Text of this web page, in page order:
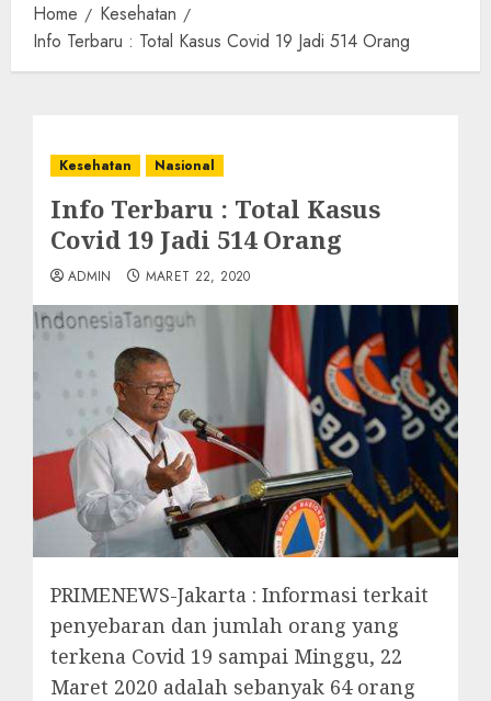
Home
Kesehatan
Info Terbaru : Total Kasus Covid 19 Jadi 514 Orang
Kesehatan Nasional
Info Terbaru : Total Kasus
Covid 19 Jadi 514 Orang
ADMIN MARET 22, 2020
PRIMENEWS-Jakarta : Informasi terkait
penyebaran dan jumlah orang yang
terkena Covid 19 sampai Minggu, 22
Maret 2020 adalah sebanyak 64 orang